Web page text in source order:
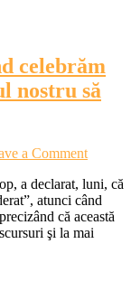
celebrăm
nostru să
a Commenton
Când
Ziua
a declarat, luni, că
atunci când
că această
şi la mai